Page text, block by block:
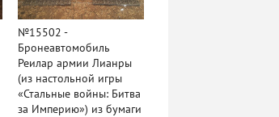
№15502 -
Бронеавтомобиль
Реилар армии Лианры
(из настольной игры
«Стальные войны: Битва
за Империю») из бумаги